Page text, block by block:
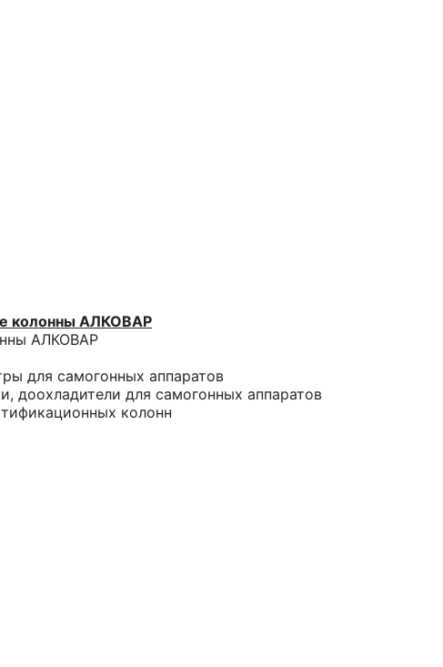
колонны АЛКОВАР
АЛКОВАР
для самогонных аппаратов
доохладители для самогонных аппаратов
колонн